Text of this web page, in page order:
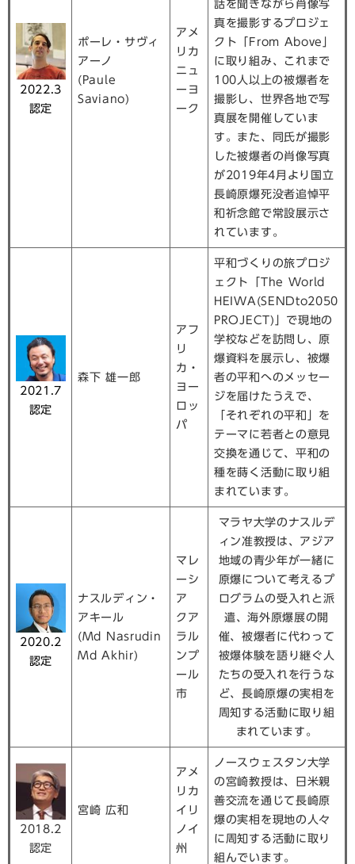
2022.3
認定
ポーレ・サヴィ
アーノ
(Paule
Saviano)
アメ
リカ
ニュ
ーヨ
ーク
話を聞きながら肖像写
真を撮影するプロジェ
クト「From Above」
に取り組み、これまで
100人以上の被爆者を
撮影し、世界各地で写
真展を開催していま
す。また、同氏が撮影
した被爆者の肖像写真
が2019年4月より国立
長崎原爆死没者追悼平
和祈念館で常設展示さ
れています。
2021.7
認定
森下 雄一郎
アフ
リ
カ・
ヨー
ロッ
パ
平和づくりの旅プロジ
ェクト「The World
HEIWA(SENDto2050
PROJECT)」で現地の
学校などを訪問し、原
爆資料を展示し、被爆
者の平和へのメッセー
ジを届けたうえで、
「それぞれの平和」を
テーマに若者との意見
交換を通じて、平和の
種を蒔く活動に取り組
まれています。
2020.2
認定
ナスルディン・
アキール
(Md Nasrudin
Md Akhir)
マレ
ーシ
ア
クア
ラル
ンプ
ール
市
マラヤ大学のナスルデ
ィン准教授は、アジア
地域の青少年が一緒に
原爆について考えるプ
ログラムの受入れと派
遣、海外原爆展の開
催、被爆者に代わって
被爆体験を語り継ぐ人
たちの受入れを行うな
ど、長崎原爆の実相を
周知する活動に取り組
まれています。
2018.2
認定
宮崎 広和
アメ
リカ
イリ
ノイ
州
ノースウェスタン大学
の宮崎教授は、日米親
善交流を通じて長崎原
爆の実相を現地の人々
に周知する活動に取り
組んでいます。